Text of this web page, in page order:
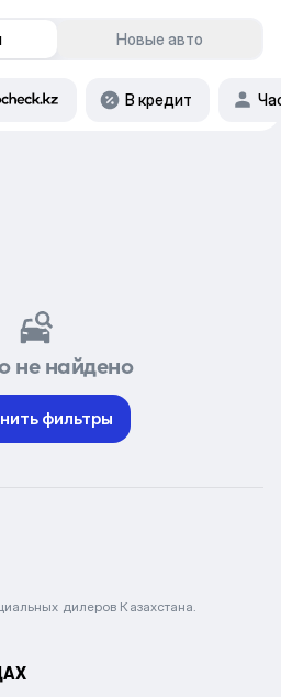
Новые авто
В кредит
не найдено
фильтры
дилеров Казахстана.